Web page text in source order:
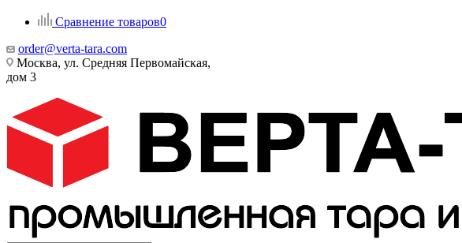
Сравнение товаров0
order@verta-tara.com
Москва, ул. Средняя Первомайская,
дом 3